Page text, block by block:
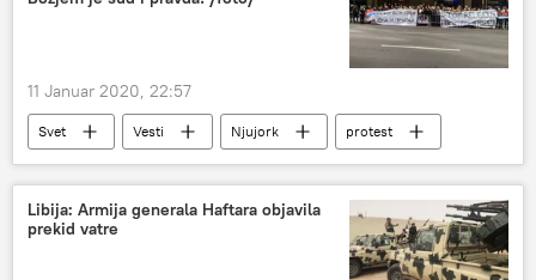
11 Januar 2020, 22:57
Svet Vesti Njujork protest
Libija: Armija generala Haftara objavila
prekid vatre